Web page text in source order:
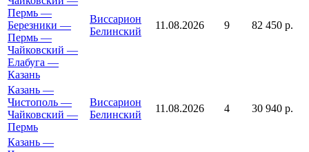
Пермь —
Березники —
Пермь —
Чайковский —
Елабуга —
Казань
Виссарион
Белинский
11.08.2026 9 82 450 р.
Казань —
Чистополь —
Чайковский —
Пермь
Виссарион
Белинский
11.08.2026 4 30 940 р.
Казань —